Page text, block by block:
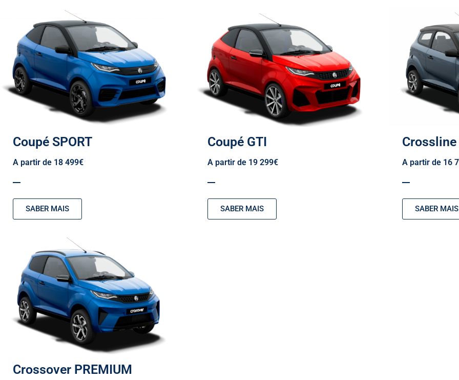
Coupé SPORT
A partir de 18 499€
SABER MAIS
Coupé GTI
A partir de 19 299€
SABER MAIS
Crossline
A partir de 16
SABER MAIS
Crossover PREMIUM